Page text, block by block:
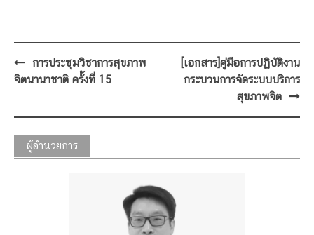
Post
navigation
การประชุมวิชาการสุขภาพ
จิตนานาชาติ ครั้งที่ 15
[เอกสาร]คู่มือการปฏิบัติงาน
กระบวนการจัดระบบบริการ
สุขภาพจิต
ผู้อำนวยการ